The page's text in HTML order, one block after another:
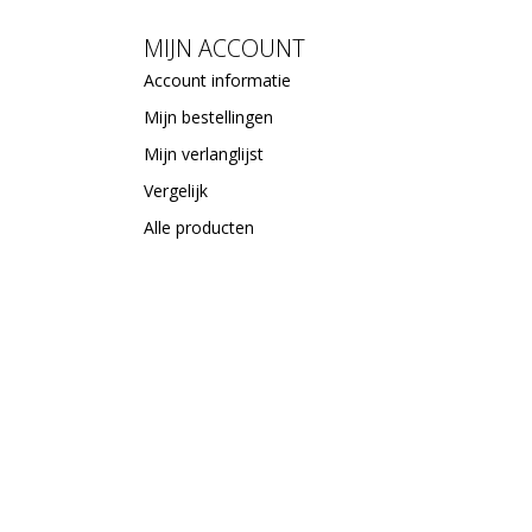
MIJN ACCOUNT
Account informatie
Mijn bestellingen
Mijn verlanglijst
Vergelijk
Alle producten